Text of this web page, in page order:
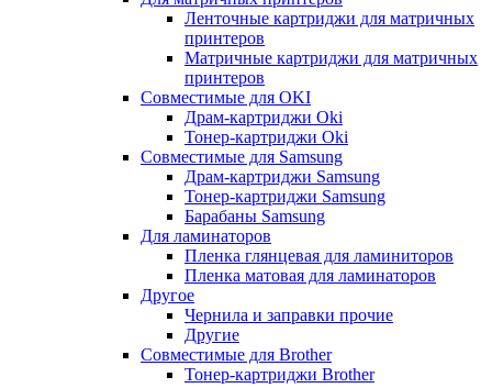
Ленточные картриджи для матричных
принтеров
Матричные картриджи для матричных
принтеров
Совместимые для OKI
Драм-картриджи Oki
Тонер-картриджи Oki
Совместимые для Samsung
Драм-картриджи Samsung
Тонер-картриджи Samsung
Барабаны Samsung
Для ламинаторов
Пленка глянцевая для ламиниторов
Пленка матовая для ламинаторов
Другое
Чернила и заправки прочие
Другие
Совместимые для Brother
Тонер-картриджи Brother